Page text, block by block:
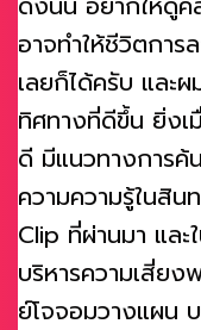
อาจทำให้ชีวิตกา
เลยก็ได้ครับ และผ
ทิศทางที่ดีขึ้น ยิ่ง
ดี มีแนวทางการค้
ความความรู้ในสิน
Clip ที่ผ่านมา แล
บริหารความเสี่ยง
ย์โจจอมวางแผน